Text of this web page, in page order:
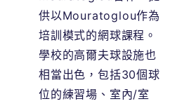
供以Mouratoglou作為
培訓模式的網球課程。
學校的高爾夫球設施也
相當出色，包括30個球
位的練習場、室內/室